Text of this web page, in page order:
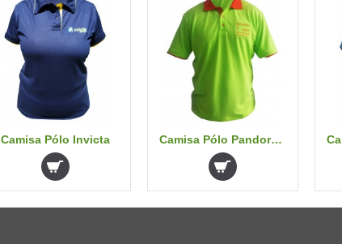
Camisa Pólo Invicta Camisa Pólo Pandora Pet shop